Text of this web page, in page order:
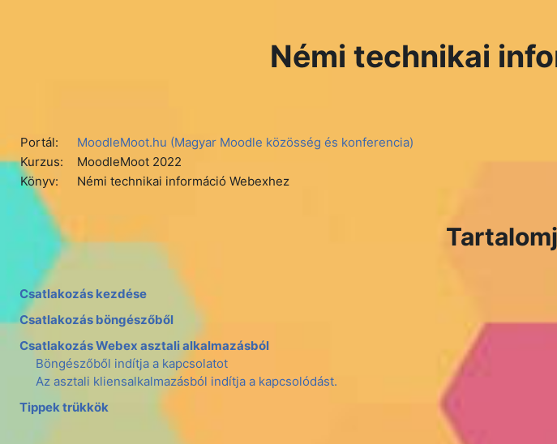
Némi technikai
Portál:
MoodleMoot.hu (Magyar Moodle közösség és konferencia)
Kurzus:
MoodleMoot 2022
Könyv:
Némi technikai információ Webexhez
Csatlakozás kezdése
Csatlakozás böngészőből
Csatlakozás Webex asztali alkalmazásból
Böngészőből indítja a kapcsolatot
Az asztali kliensalkalmazásból indítja a kapcsolódást.
Tippek trükkök